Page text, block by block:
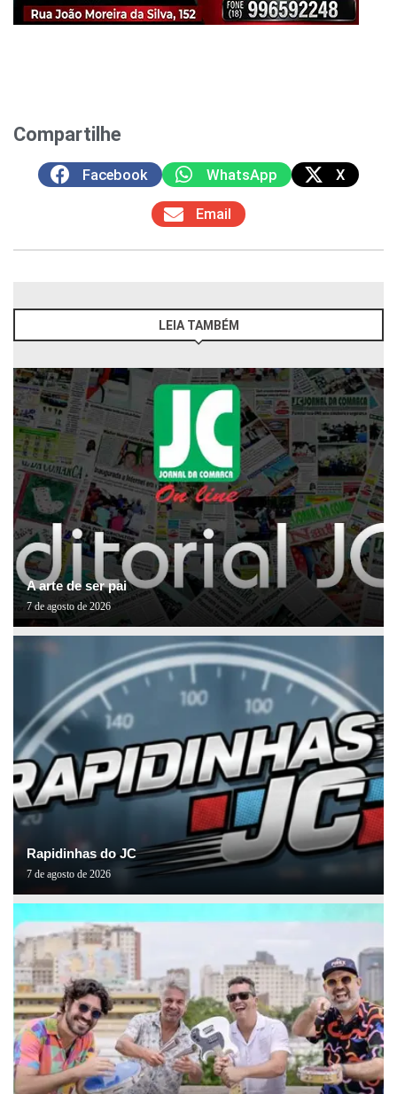
Compartilhe
Facebook WhatsApp X
Email
LEIA TAMBÉM
A arte de ser pai
7 de agosto de 2026
Rapidinhas do JC
7 de agosto de 2026